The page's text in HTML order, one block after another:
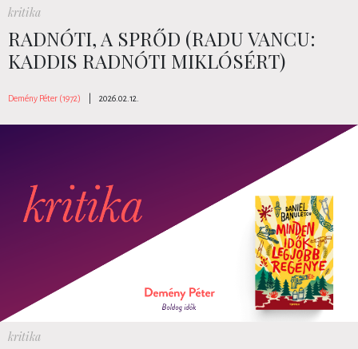
kritika
RADNÓTI, A SPRŐD (RADU VANCU:
KADDIS RADNÓTI MIKLÓSÉRT)
Demény Péter (1972) 2026.02.12.
kritika